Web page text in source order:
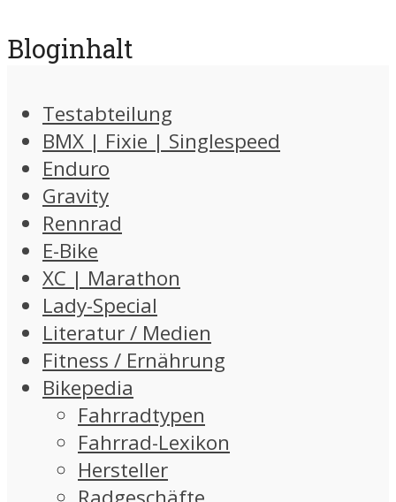
Bloginhalt
Testabteilung
BMX | Fixie | Singlespeed
Enduro
Gravity
Rennrad
E-Bike
XC | Marathon
Lady-Special
Literatur / Medien
Fitness / Ernährung
Bikepedia
Fahrradtypen
Fahrrad-Lexikon
Hersteller